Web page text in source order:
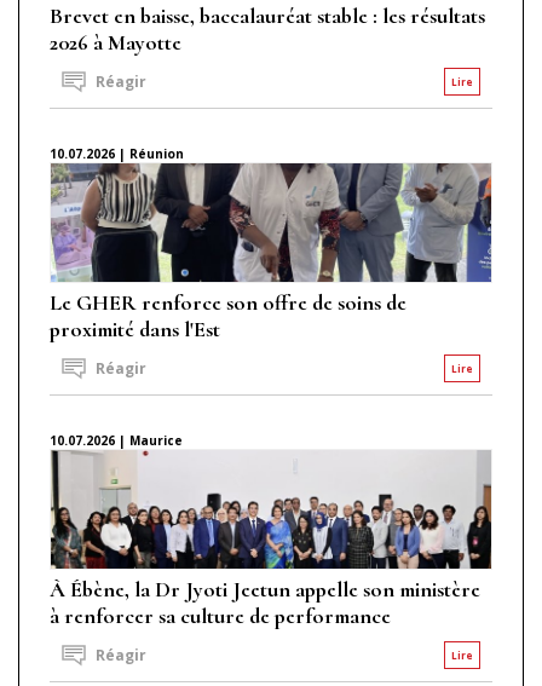
Brevet en baisse, baccalauréat stable : les résultats
2026 à Mayotte
Lire
Réagir
10.07.2026 | Réunion
Le GHER renforce son offre de soins de
proximité dans l'Est
Lire
Réagir
10.07.2026 | Maurice
À Ébène, la Dr Jyoti Jeetun appelle son ministère
à renforcer sa culture de performance
Lire
Réagir